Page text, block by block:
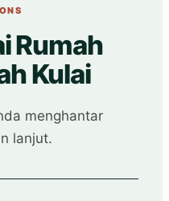
Rumah
Kulai
menghantar
lanjut.